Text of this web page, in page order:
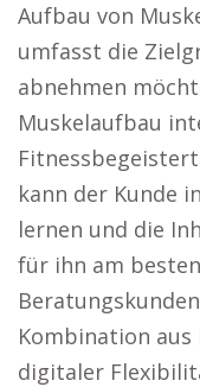
Aufbau von
umfasst die
abnehmen
Muskelaufbau
kann der Kunde
lernen und die
für ihn am
Kombination
digitaler